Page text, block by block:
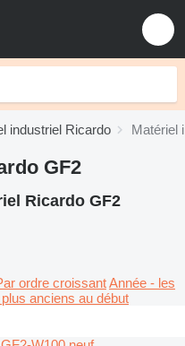
industriel Ricardo Matériel
GF2
Ricardo GF2
ordre croissantAnnée - les
anciens au début